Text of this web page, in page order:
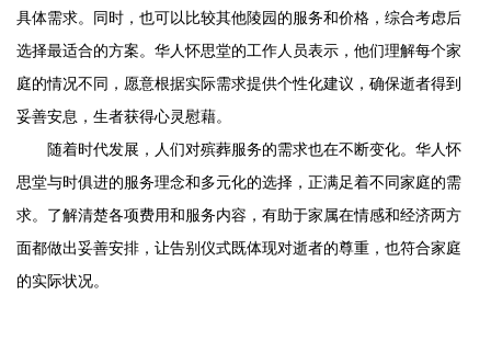
具体需求。同时，也可以比较其他陵园的服务和价格，综合考虑后
选择最适合的方案。 华人怀思堂的工作人员表示，他们理解每个家
庭的情况不同，愿意根据实际需求提供个性化建议，确保逝者得到
妥善安息，生者获得心灵慰藉。
随着时代发展，人们对殡葬服务的需求也在不断变化。 华人怀
思堂与时俱进的服务理念和多元化的选择，正满足着不同家庭的需
求。了解清楚各项费用和服务内容，有助于家属在情感和经济两方
面都做出妥善安排，让告别仪式既体现对逝者的尊重，也符合家庭
的实际状况。